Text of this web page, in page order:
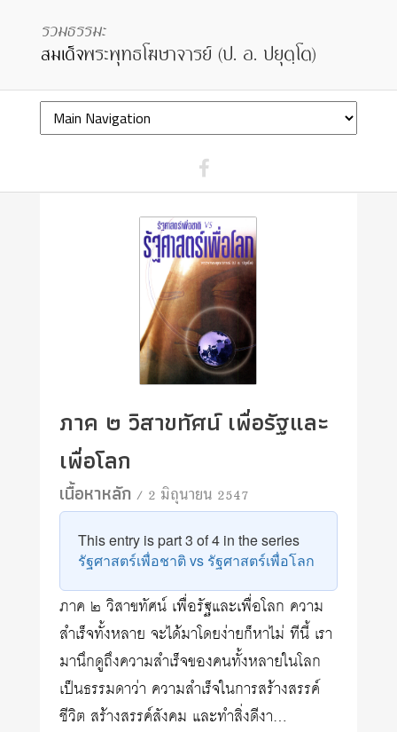
ภาค ๒ วิสาขทัศน์ เพื่อรัฐและ
เพื่อโลก
เนื้อหาหลัก/ 2 มิถุนายน 2547
This entry is part 3 of 4 in the series
รัฐศาสตร์เพื่อชาติ vs รัฐศาสตร์เพื่อโลก
ภาค ๒ วิสาขทัศน์ เพื่อรัฐและเพื่อโลก ความ
สำเร็จทั้งหลาย จะได้มาโดยง่ายก็หาไม่ ทีนี้ เรา
มานึกดูถึงความสำเร็จของคนทั้งหลายในโลก
เป็นธรรมดาว่า ความสำเร็จในการสร้างสรรค์
ชีวิต สร้างสรรค์สังคม และทำสิ่งดีงา…